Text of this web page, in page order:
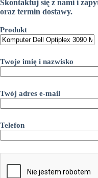
Skontaktuj się z nami i
oraz termin dostawy.
Produkt
Twoje imię i nazwisko
Twój adres e-mail
Telefon